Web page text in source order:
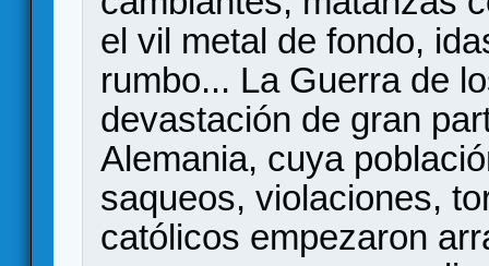
el vil metal de fondo,
rumbo... La Guerra de
devastación de gran
Alemania, cuya
saqueos, violaciones,
católicos empezaron